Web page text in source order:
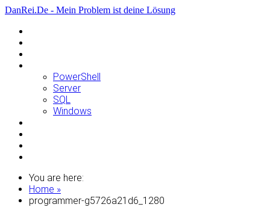
DanRei.De - Mein Problem ist deine Lösung
PowerShell
Server
SQL
Windows
You are here:
Home »
programmer-g5726a21d6_1280